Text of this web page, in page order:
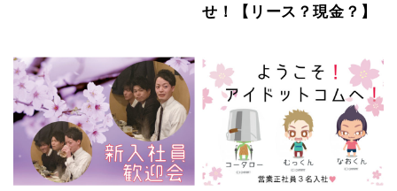
せ！【リース？現金？】